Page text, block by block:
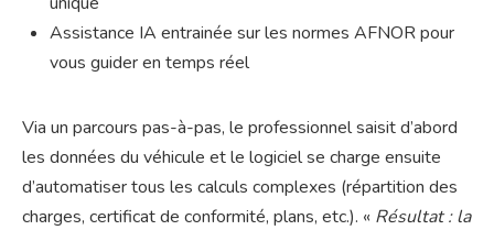
Assistance IA entrainée sur les normes AFNOR pour
vous guider en temps réel
Via un parcours pas-à-pas, le professionnel saisit d’abord
les données du véhicule et le logiciel se charge ensuite
d’automatiser tous les calculs complexes (répartition des
charges, certificat de conformité, plans, etc.). « Résultat : la